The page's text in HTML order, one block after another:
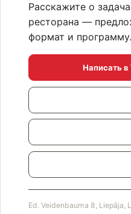
Расскажите о
ресторана —
формат и программу.
Написать
Ed. Veidenbauma 8, Liepāja,